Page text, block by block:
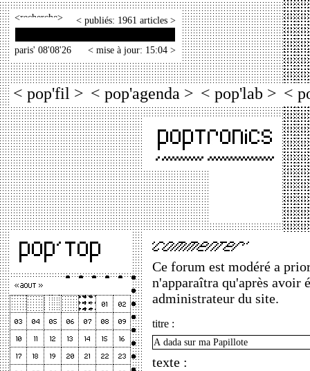
< > < publiés: 1961 articles >
paris' 08'08'26 < mise à jour: 15:04 >
< pop'fil > < pop'agenda > < pop'lab > <
Ce forum est modéré a
n'apparaîtra qu'après avoir
administrateur du site.
titre :
texte :